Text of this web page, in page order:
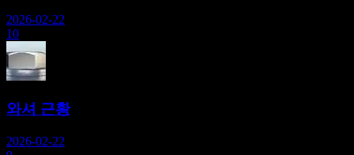
2026-02-22
10
와셔 근황
2026-02-22